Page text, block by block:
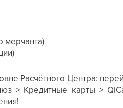
мерчанта)
Расчётного Центра:
> Кредитные карты >